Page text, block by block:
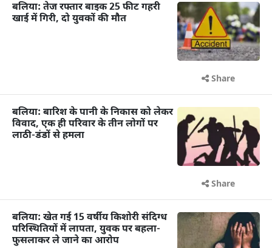
बलिया: तेज रफ्तार बाइक 25 फीट गहरी
खाई में गिरी, दो युवकों की मौत
Share
बलिया: बारिश के पानी के निकास को लेकर
विवाद, एक ही परिवार के तीन लोगों पर
लाठी-डंडों से हमला
Share
बलिया: खेत गई 15 वर्षीय किशोरी संदिग्ध
परिस्थितियों में लापता, युवक पर बहला-
फुसलाकर ले जाने का आरोप